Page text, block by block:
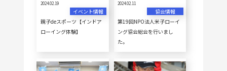
2024.02.19
イベント情報
親子deスポーツ【インドア
ローイング体験】
2024.02.11
協会情報
第19回NPO法人米子ローイ
ング協会総会を行いまし
た。